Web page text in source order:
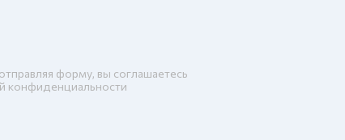
форму, вы соглашаетесь
конфиденциальности